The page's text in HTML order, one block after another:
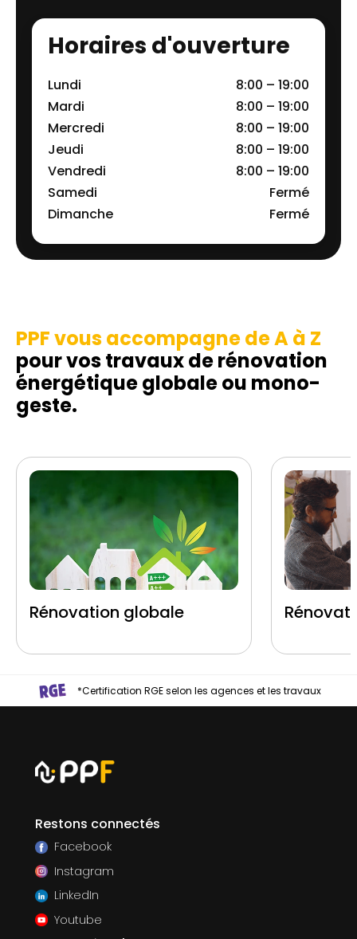
Horaires d'ouverture
Lundi
8:00 – 19:00
Mardi
8:00 – 19:00
Mercredi
8:00 – 19:00
Jeudi
8:00 – 19:00
Vendredi
8:00 – 19:00
Samedi
Fermé
Dimanche
Fermé
PPF vous accompagne de A à Z
pour vos travaux de rénovation
énergétique globale ou mono-
geste.
Rénovation globale
*Certification RGE selon les agences et les travaux
Restons connectés
Facebook
Instagram
LinkedIn
Youtube